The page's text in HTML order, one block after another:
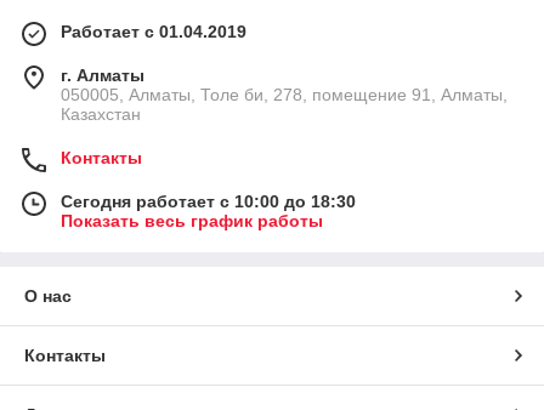
Работает с 01.04.2019
г. Алматы
050005, Алматы, Толе би, 278, помещение 91, Алматы,
Казахстан
Контакты
Сегодня работает с 10:00 до 18:30
Показать весь график работы
О нас
Контакты